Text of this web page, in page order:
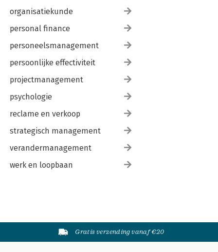
organisatiekunde
personal finance
personeelsmanagement
persoonlijke effectiviteit
projectmanagement
psychologie
reclame en verkoop
strategisch management
verandermanagement
werk en loopbaan
Gratis verzending vanaf €20